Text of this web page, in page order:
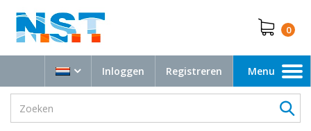
0
Inloggen Registreren
Toggle
navigation
Menu